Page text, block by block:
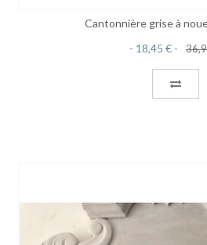
Cantonnière grise à
18,45 €